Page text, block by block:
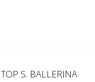
S. BALLERINA